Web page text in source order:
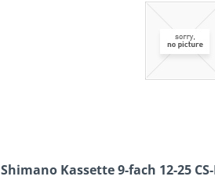
Shimano Kassette 9-fach 12-25